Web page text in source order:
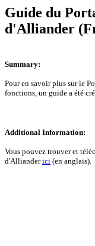
Guide du
d'Alliander
Summary:
Pour en savoir plus sur le
fonctions, un guide a été
Additional Information:
Vous pouvez trouver et
d'Allianderici (en anglais).